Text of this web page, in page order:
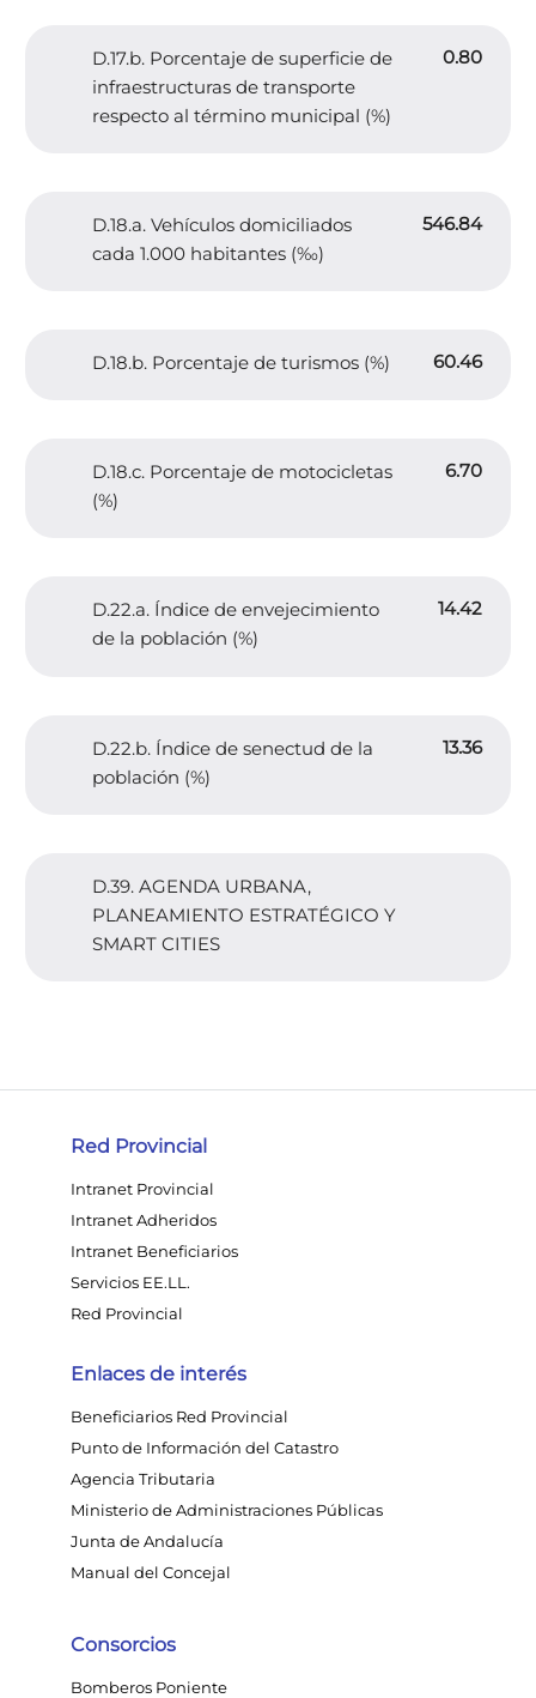
D.17.b. Porcentaje de superficie de
infraestructuras de transporte
respecto al término municipal (%)
0.80
D.18.a. Vehículos domiciliados
cada 1.000 habitantes (‰)
546.84
D.18.b. Porcentaje de turismos (%) 60.46
D.18.c. Porcentaje de motocicletas
(%)
6.70
D.22.a. Índice de envejecimiento
de la población (%)
14.42
D.22.b. Índice de senectud de la
población (%)
13.36
D.39. AGENDA URBANA,
PLANEAMIENTO ESTRATÉGICO Y
SMART CITIES
Red Provincial
Intranet Provincial
Intranet Adheridos
Intranet Beneficiarios
Servicios EE.LL.
Red Provincial
Enlaces de interés
Beneficiarios Red Provincial
Punto de Información del Catastro
Agencia Tributaria
Ministerio de Administraciones Públicas
Junta de Andalucía
Manual del Concejal
Consorcios
Bomberos Poniente